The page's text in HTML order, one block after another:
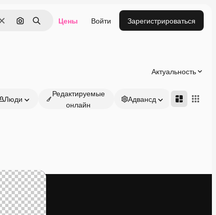
ОчиститьПоиск по изображению
Поиск Цены Войти Зарегистрироваться
Актуальность
Люди
Редактируемые
онлайн
Адвансд